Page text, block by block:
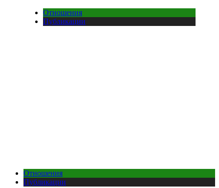
Отношения
Публикации
Отношения
Публикации